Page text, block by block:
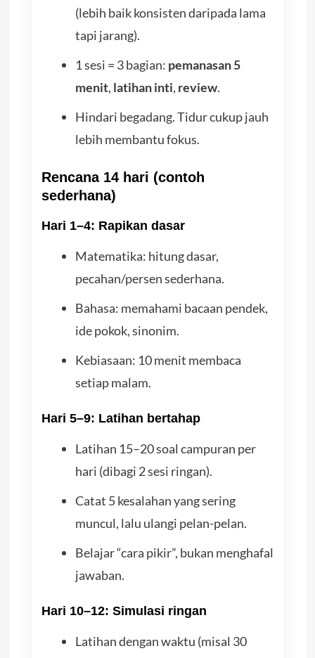
(lebih baik konsisten daripada lama
tapi jarang).
1 sesi = 3 bagian: pemanasan 5
menit, latihan inti, review.
Hindari begadang. Tidur cukup jauh
lebih membantu fokus.
Rencana 14 hari (contoh
sederhana)
Hari 1–4: Rapikan dasar
Matematika: hitung dasar,
pecahan/persen sederhana.
Bahasa: memahami bacaan pendek,
ide pokok, sinonim.
Kebiasaan: 10 menit membaca
setiap malam.
Hari 5–9: Latihan bertahap
Latihan 15–20 soal campuran per
hari (dibagi 2 sesi ringan).
Catat 5 kesalahan yang sering
muncul, lalu ulangi pelan-pelan.
Belajar “cara pikir”, bukan menghafal
jawaban.
Hari 10–12: Simulasi ringan
Latihan dengan waktu (misal 30